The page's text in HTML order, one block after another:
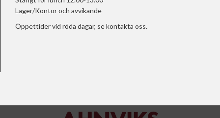
Lager/Kontor och avvikande
Öppettider vid röda dagar, sekontakta oss.